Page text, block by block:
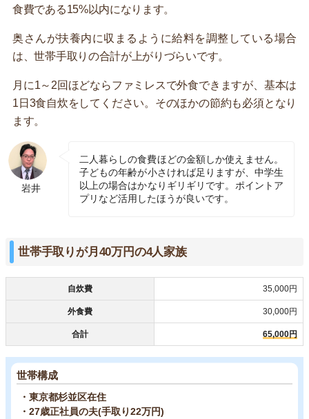
食費である15%以内になります。
奥さんが扶養内に収まるように給料を調整している場合
は、世帯手取りの合計が上がりづらいです。
月に1～2回ほどならファミレスで外食できますが、基本は
1日3食自炊をしてください。そのほかの節約も必須となり
ます。
岩井
二人暮らしの食費ほどの金額しか使えません。
子どもの年齢が小さければ足りますが、中学生
以上の場合はかなりギリギリです。ポイントア
プリなど活用したほうが良いです。
世帯手取りが月40万円の4人家族
自炊費 35,000円
外食費 30,000円
合計 65,000円
世帯構成
・東京都杉並区在住
・27歳正社員の夫(手取り22万円)